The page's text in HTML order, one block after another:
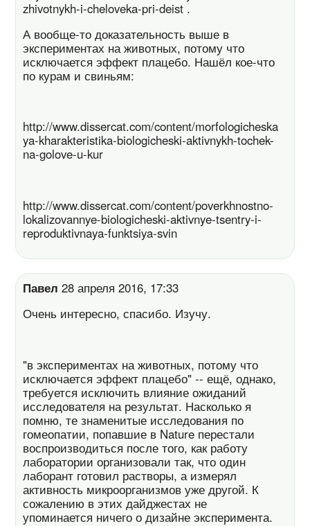
zhivotnykh-i-cheloveka-pri-deist .
А вообще-то доказательность выше в
экспериментах на животных, потому что
исключается эффект плацебо. Нашёл кое-что
по курам и свиньям:
http://www.dissercat.com/content/morfologicheska
ya-kharakteristika-biologicheski-aktivnykh-tochek-
na-golove-u-kur
http://www.dissercat.com/content/poverkhnostno-
lokalizovannye-biologicheski-aktivnye-tsentry-i-
reproduktivnaya-funktsiya-svin
Павел 28 апреля 2016, 17:33
Очень интересно, спасибо. Изучу.
"в экспериментах на животных, потому что
исключается эффект плацебо" -- ещё, однако,
требуется исключить влияние ожиданий
исследователя на результат. Насколько я
помню, те знаменитые исследования по
гомеопатии, попавшие в Nature перестали
воспроизводиться после того, как работу
лаборатории организовали так, что один
лаборант готовил растворы, а измерял
активность микроорганизмов уже другой. К
сожалению в этих дайджестах не
упоминается ничего о дизайне эксперимента.